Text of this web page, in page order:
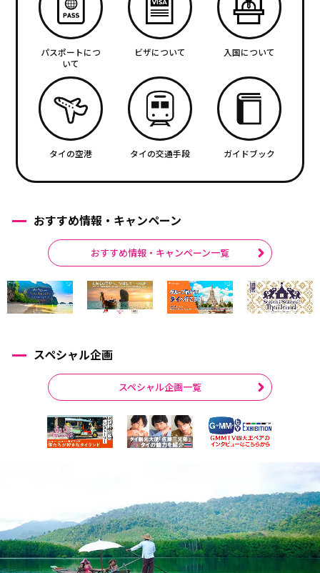
パスポートにつ
いて
ビザについて 入国について
タイの空港 タイの交通手段 ガイドブック
おすすめ情報・キャンペーン
おすすめ情報・キャンペーン一覧
スペシャル企画
スペシャル企画一覧